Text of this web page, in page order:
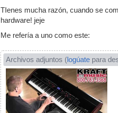
TIenes mucha razón, cuando se
hardware! jeje
Me refería a uno como este:
Archivos adjuntos (logúate para